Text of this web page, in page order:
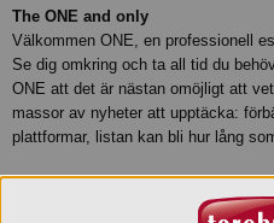
The ONE and only
Välkommen ONE, en professionell
Se dig omkring och ta all tid du
ONE att det är nästan omöjligt att
massor av nyheter att upptäcka:
plattformar, listan kan bli hur lång
legendariska ursprung med en